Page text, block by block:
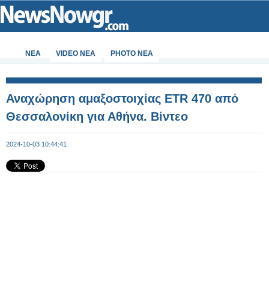
ΝΕΑ VIDEO NEA PHOTO NEA
Αναχώρηση αμαξοστοιχίας ETR 470 από
Θεσσαλονίκη για Αθήνα. Βίντεο
2024-10-03 10:44:41